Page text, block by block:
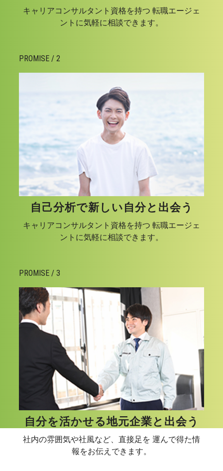
キャリアコンサルタント資格を持つ 転職エージェ
ントに気軽に相談できます。
PROMISE / 2
自己分析で新しい自分と出会う
キャリアコンサルタント資格を持つ 転職エージェ
ントに気軽に相談できます。
PROMISE / 3
自分を活かせる地元企業と出会う
社内の雰囲気や社風など、直接足を 運んで得た情
報をお伝えできます。